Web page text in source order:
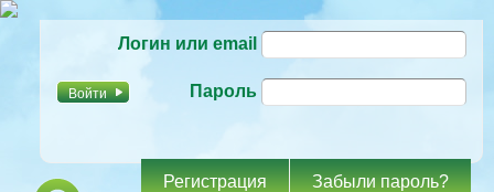
основному
Логин или email
Пароль
Регистрация Забыли пароль?